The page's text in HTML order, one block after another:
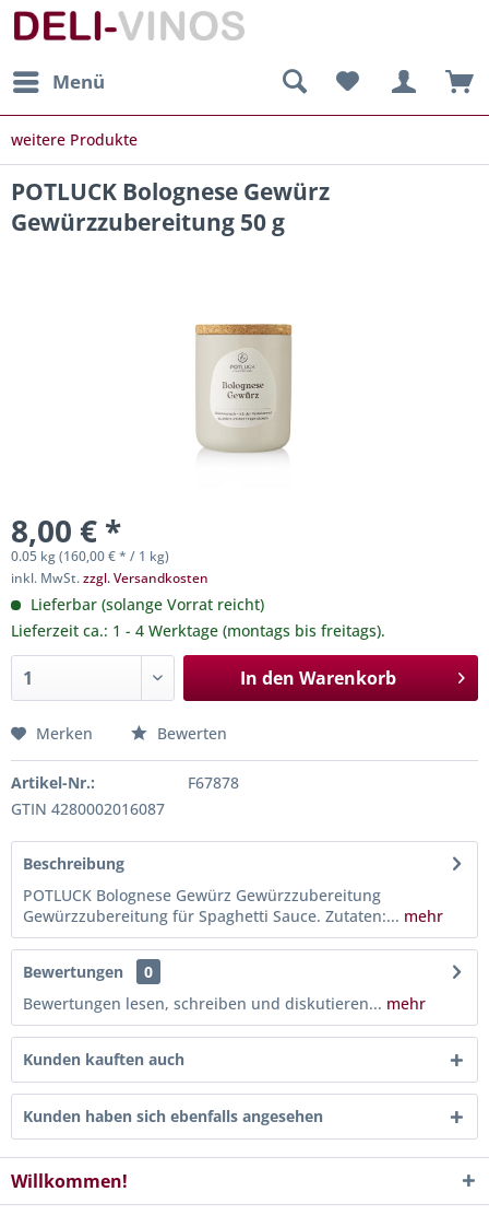
Menü
weitere Produkte
POTLUCK Bolognese Gewürz
Gewürzzubereitung 50 g
8,00 € *
0.05 kg (160,00 € * / 1 kg)
inkl. MwSt.zzgl. Versandkosten
Lieferbar (solange Vorrat reicht)
Lieferzeit ca.: 1 - 4 Werktage (montags bis freitags).
In den Warenkorb
Merken Bewerten
Artikel-Nr.:
F67878
GTIN 4280002016087
Beschreibung
POTLUCK Bolognese Gewürz Gewürzzubereitung
Gewürzzubereitung für Spaghetti Sauce. Zutaten:... mehr
Bewertungen
0
Bewertungen lesen, schreiben und diskutieren... mehr
Kunden kauften auch
Kunden haben sich ebenfalls angesehen
Willkommen!